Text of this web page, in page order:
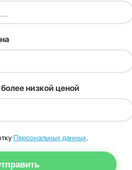
низкой ценой
Персональных данных.